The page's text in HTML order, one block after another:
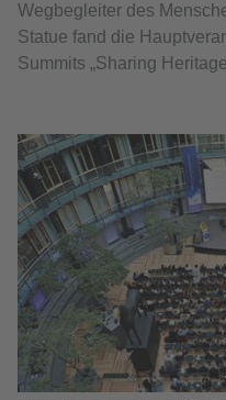
Wegbegleiter des
Statue fand die
Summits „Sharing